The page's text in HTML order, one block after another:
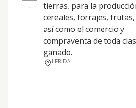
tierras, para la
cereales, forrajes, frutas,
así como el comercio y
compraventa de toda
ganado.
LERIDA